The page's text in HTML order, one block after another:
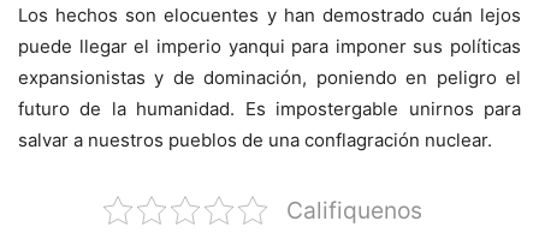
Los hechos son elocuentes y han demostrado cuán lejos
puede llegar el imperio yanqui para imponer sus políticas
expansionistas y de dominación, poniendo en peligro el
futuro de la humanidad. Es impostergable unirnos para
salvar a nuestros pueblos de una conflagración nuclear.
Califiquenos